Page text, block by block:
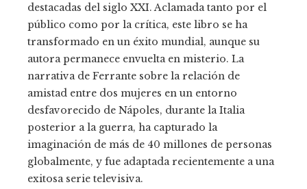
destacadas del siglo XXI. Aclamada tanto por el
público como por la crítica, este libro se ha
transformado en un éxito mundial, aunque su
autora permanece envuelta en misterio. La
narrativa de Ferrante sobre la relación de
amistad entre dos mujeres en un entorno
desfavorecido de Nápoles, durante la Italia
posterior a la guerra, ha capturado la
imaginación de más de 40 millones de personas
globalmente, y fue adaptada recientemente a una
exitosa serie televisiva.